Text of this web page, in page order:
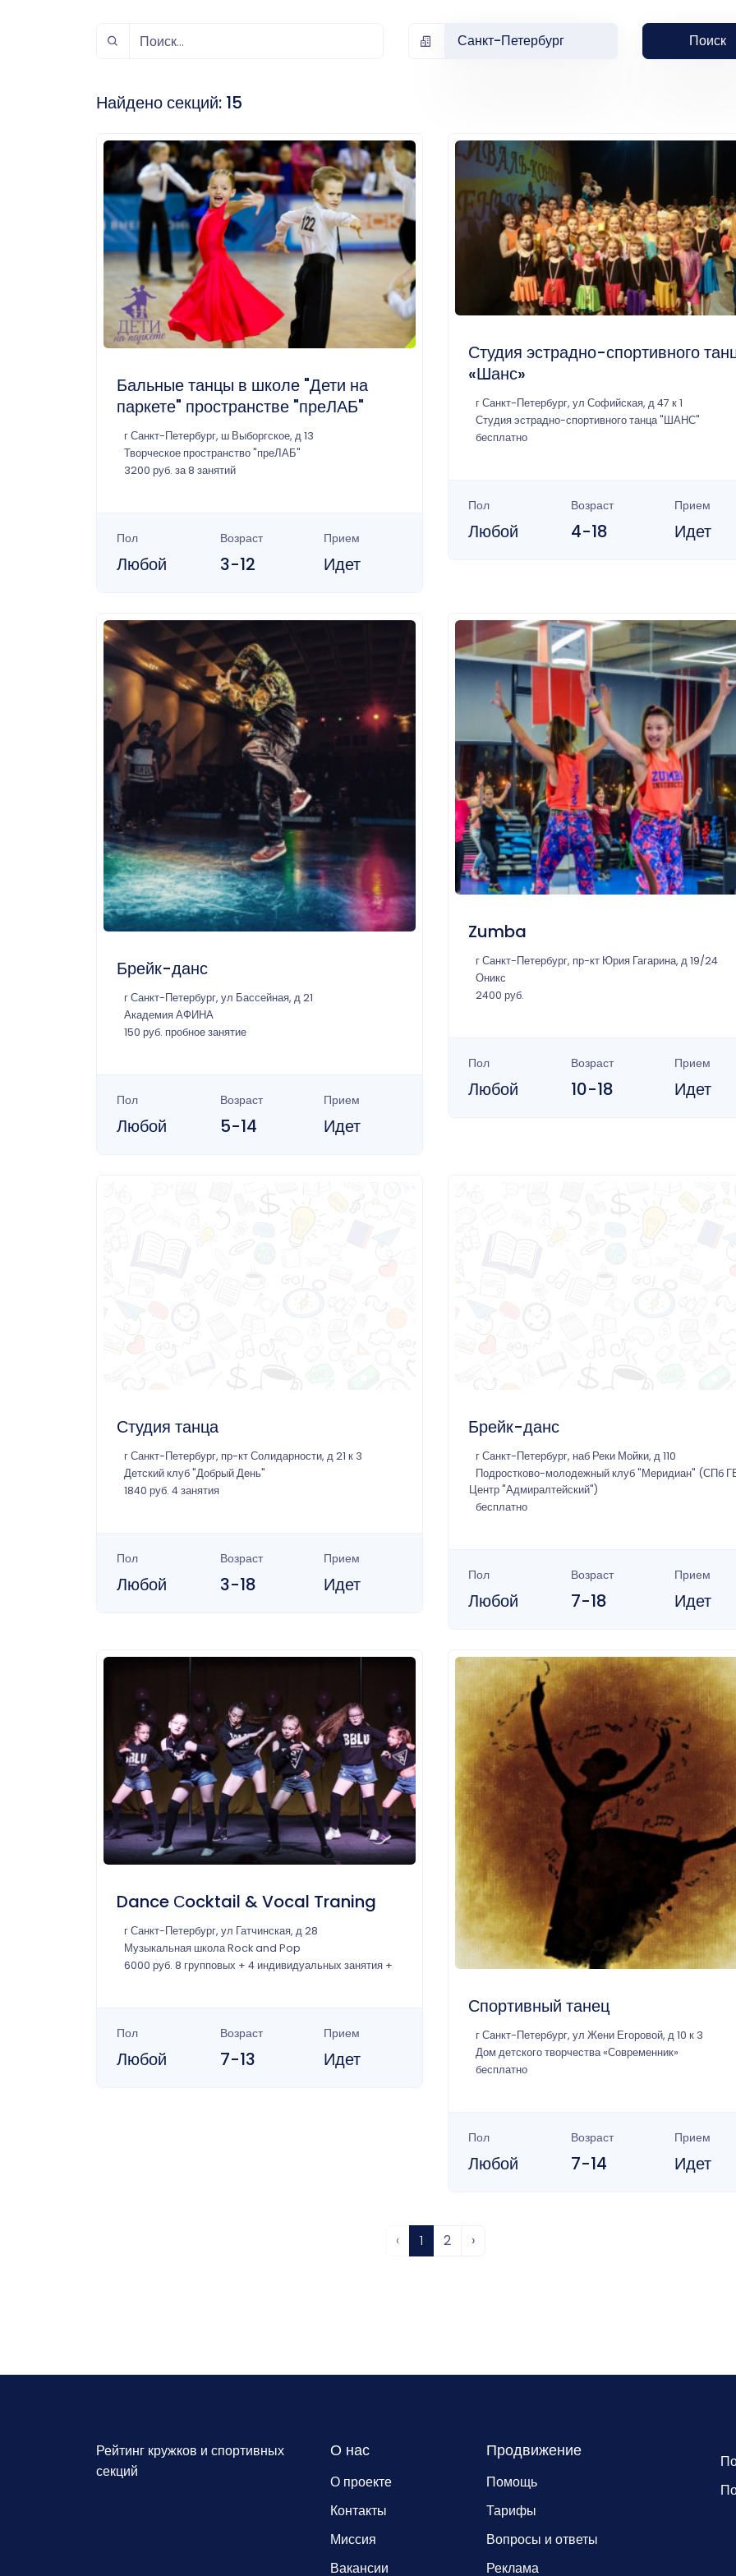
игровой спорт
Санкт-Петербург Поиск
Найдено секций: 15
Бальные танцы в школе "Дети на
паркете" пространстве "преЛАБ"
г Санкт-Петербург, ш Выборгское, д 13
Творческое пространство "преЛАБ"
3200 руб. за 8 занятий
Пол
Любой
Возраст
3-12
Прием
Идет
Студия эстрадно-спортивного
«Шанс»
г Санкт-Петербург, ул Софийская, д 47 к 1
Студия эстрадно-спортивного танца "ШАНС"
бесплатно
Пол
Любой
Возраст
4-18
Прием
Идет
Брейк-данс
г Санкт-Петербург, ул Бассейная, д 21
Академия АФИНА
150 руб. пробное занятие
Пол
Любой
Возраст
5-14
Прием
Идет
Zumba
г Санкт-Петербург, пр-кт Юрия Гагарина, д 19/24
Оникс
2400 руб.
Пол
Любой
Возраст
10-18
Прием
Идет
Студия танца
г Санкт-Петербург, пр-кт Солидарности, д 21 к 3
Детский клуб "Добрый День"
1840 руб. 4 занятия
Пол
Любой
Возраст
3-18
Прием
Идет
Брейк-данс
г Санкт-Петербург, наб Реки Мойки, д 110
Подростково-молодежный клуб "Меридиан" (СПб
Центр "Адмиралтейский")
бесплатно
Пол
Любой
Возраст
7-18
Прием
Идет
Dance Сocktail & Vocal Traning
г Санкт-Петербург, ул Гатчинская, д 28
Музыкальная школа Rock and Pop
6000 руб. 8 групповых + 4 индивидуальных занятия +
Пол
Любой
Возраст
7-13
Прием
Идет
Спортивный танец
г Санкт-Петербург, ул Жени Егоровой, д 10 к 3
Дом детского творчества «Современник»
бесплатно
Пол
Любой
Возраст
7-14
Прием
Идет
‹ 1 2 ›
Рейтинг кружков и спортивных
секций
О нас
О проекте
Контакты
Миссия
Вакансии
Продвижение
Помощь
Тарифы
Вопросы и ответы
Реклама